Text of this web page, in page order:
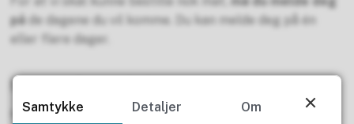
påde dagene du vil komme. Du kan melde deg på én
eller flere dager.
Mer om åpen skole
Noen kaller det for SFO for VGS, vi kaller det for “Åpen
Samtykke Detaljer
Om